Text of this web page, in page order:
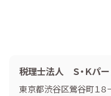
税理士法人 Ｓ・Ｋパー
東京都渋谷区鶯谷町１